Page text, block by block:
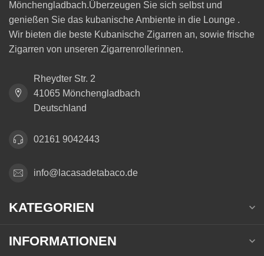
Mönchengladbach.Überzeugen Sie sich selbst und
genießen Sie das kubanische Ambiente in die Lounge .
Wir bieten die beste Kubanische Zigarren an, sowie frische
Zigarren von unseren Zigarrenrollerinnen.
Rheydter Str. 2
41065 Mönchengladbach
Deutschland
02161 9042443
info@lacasadetabaco.de
KATEGORIEN
INFORMATIONEN